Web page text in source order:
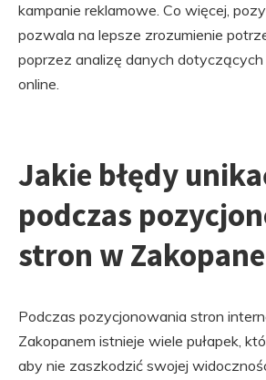
kampanie reklamowe. Co więcej,
pozwala na lepsze zrozumienie
poprzez analizę danych
online.
Jakie błędy
podczas
stron w
Podczas pozycjonowania stron
Zakopanem istnieje wiele pułapek,
aby nie zaszkodzić swojej